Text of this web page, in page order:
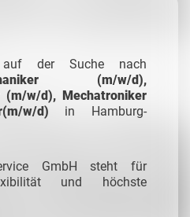
der Suche nach
(m/w/d),
(m/w/d), Mechatroniker
w/d) in Hamburg-
GmbH steht für
und höchste